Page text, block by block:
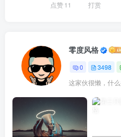
点赞11 打赏
零度风格
0 3498
这家伙很懒，什